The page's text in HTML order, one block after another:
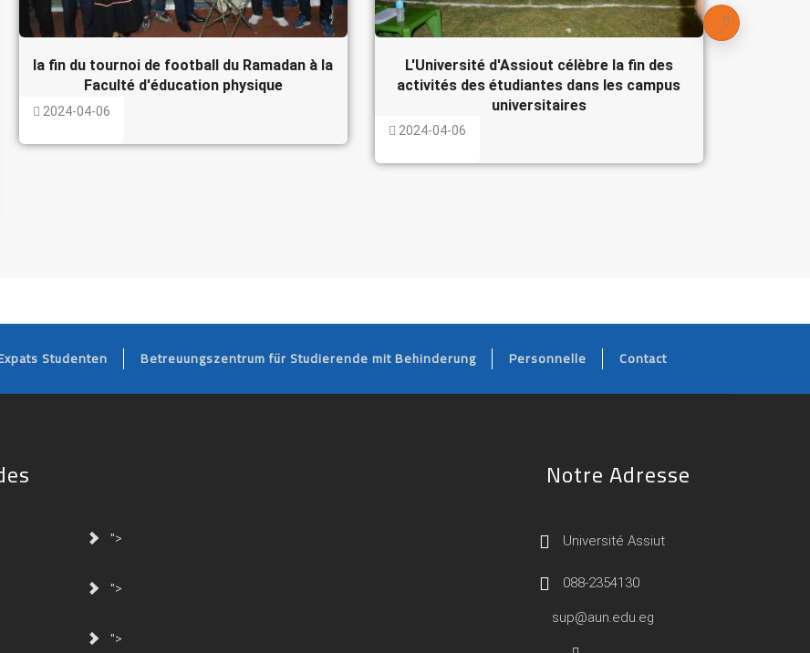
la fin du tournoi de football du Ramadan à la
Faculté d'éducation physique
2024-04-06
L'Université d'Assiout célèbre la fin des
activités des étudiantes dans les campus
universitaires
2024-04-06
FOOTER
Studenten Betreuungszentrum für Studierende mit Behinderung Personnelle Contact
">
">
">
Notre Adresse
Université Assiut
088-2354130
sup@aun.edu.eg